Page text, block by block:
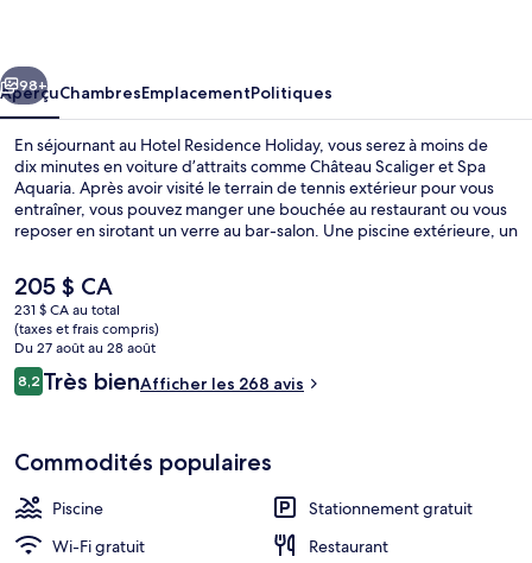
Suivant
98+
AperçuChambresEmplacementPolitiques
En séjournant au Hotel Residence Holiday, vous serez à moins de
dix minutes en voiture d’attraits comme Château Scaliger et Spa
Aquaria. Après avoir visité le terrain de tennis extérieur pour vous
entraîner, vous pouvez manger une bouchée au restaurant ou vous
reposer en sirotant un verre au bar-salon. Une piscine extérieure, un
autres points saillants. Les autres voyageurs apprécient vraiment le
personnel serviable.
Le
prix
actuel
est
de 205 $ CA
205 $ CA
231 $ CA au total
(taxes et frais compris)
Du 27 août au 28 août
Avis
8,28,2 sur 10 –
Très bienAfficher les 268 avis
Commodités populaires
Piscine
Stationnement gratuit
Wi-Fi gratuit
Restaurant